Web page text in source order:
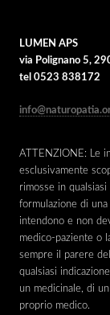
LUMEN APS
via Polignano 5,
tel 0523 838172
ATTENZIONE: Le
esclusivamente
rimosse in
formulazione di
intendono e non
medico-paziente o
sempre il parere
qualsiasi
un medicinale, di
proprio medico.